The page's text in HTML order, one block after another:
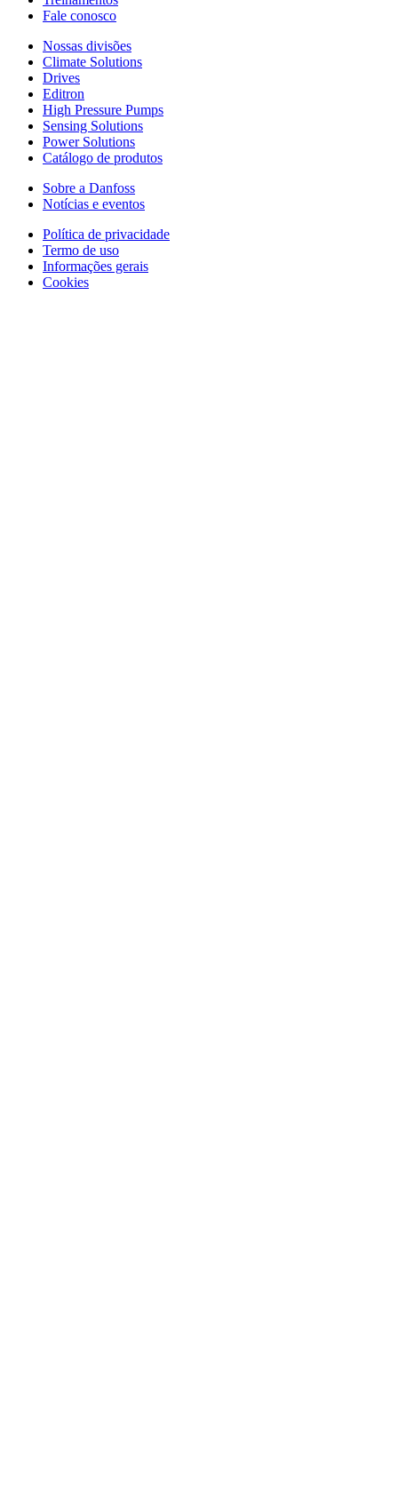
Fale conosco
Nossas divisões
Climate Solutions
Drives
Editron
High Pressure Pumps
Sensing Solutions
Power Solutions
Catálogo de produtos
Sobre a Danfoss
Notícias e eventos
Política de privacidade
Termo de uso
Informações gerais
Cookies